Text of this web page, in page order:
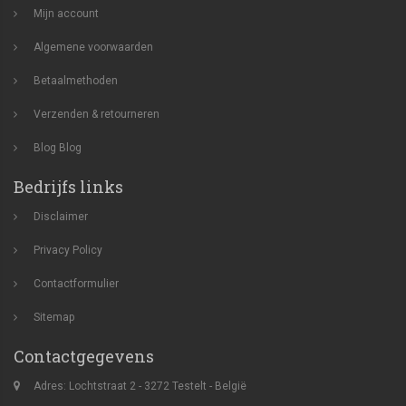
Mijn account
Algemene voorwaarden
Betaalmethoden
Verzenden & retourneren
Blog Blog
Bedrijfs links
Disclaimer
Privacy Policy
Contactformulier
Sitemap
Contactgegevens
Adres: Lochtstraat 2 - 3272 Testelt - België